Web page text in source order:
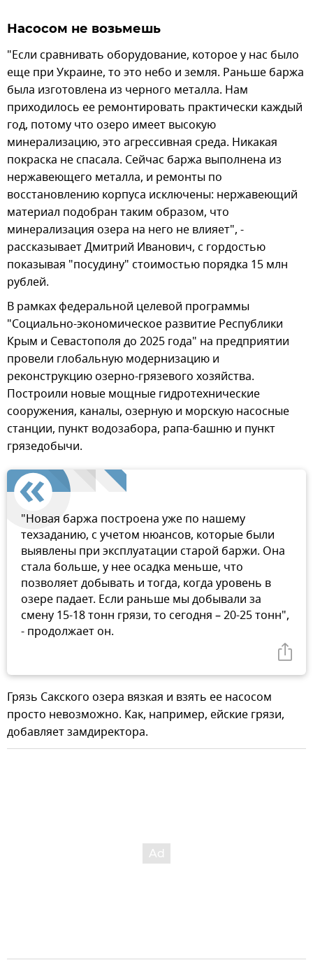
Насосом не возьмешь
"Если сравнивать оборудование, которое у нас было
еще при Украине, то это небо и земля. Раньше баржа
была изготовлена из черного металла. Нам
приходилось ее ремонтировать практически каждый
год, потому что озеро имеет высокую
минерализацию, это агрессивная среда. Никакая
покраска не спасала. Сейчас баржа выполнена из
нержавеющего металла, и ремонты по
восстановлению корпуса исключены: нержавеющий
материал подобран таким образом, что
минерализация озера на него не влияет", -
рассказывает Дмитрий Иванович, с гордостью
показывая "посудину" стоимостью порядка 15 млн
рублей.
В рамках федеральной целевой программы
"Социально-экономическое развитие Республики
Крым и Севастополя до 2025 года" на предприятии
провели глобальную модернизацию и
реконструкцию озерно-грязевого хозяйства.
Построили новые мощные гидротехнические
сооружения, каналы, озерную и морскую насосные
станции, пункт водозабора, рапа-башню и пункт
грязедобычи.
"Новая баржа построена уже по нашему
техзаданию, с учетом нюансов, которые были
выявлены при эксплуатации старой баржи. Она
стала больше, у нее осадка меньше, что
позволяет добывать и тогда, когда уровень в
озере падает. Если раньше мы добывали за
смену 15-18 тонн грязи, то сегодня – 20-25 тонн",
- продолжает он.
Грязь Сакского озера вязкая и взять ее насосом
просто невозможно. Как, например, ейские грязи,
добавляет замдиректора.